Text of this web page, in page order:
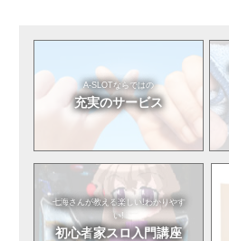
A-SLOTならではの
充実のサービス
七海さんが教える楽しい!わかりやす
い!
初心者家スロ入門講座